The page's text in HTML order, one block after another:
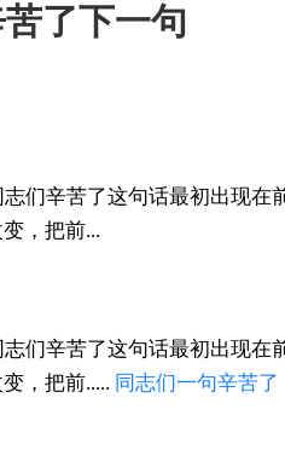
了下一句
们辛苦了这句话最初出现在
，把前...
们辛苦了这句话最初出现在
，把前..... 同志们一句辛苦了